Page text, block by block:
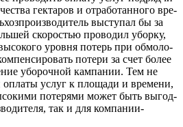
гек­та­ров и отра­бо­тан­но­го вре­
высту­пал бы за
ско­ро­стью про­во­дил убор­ку,
уров­ня потерь при обмо­ло­
поте­ри за счет более
убо­роч­ной кам­па­нии. Тем не
опла­ты услуг к пло­ща­ди и вре­ме­ни,
поте­ря­ми может быть выгод­
так и для компании-